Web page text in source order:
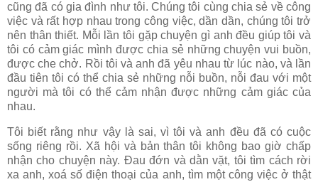
cũng đã có gia đình như tôi. Chúng tôi cùng chia sẻ về công
việc và rất hợp nhau trong công việc, dần dần, chúng tôi trở
nên thân thiết. Mỗi lần tôi gặp chuyện gì anh đều giúp tôi và
tôi có cảm giác mình được chia sẻ những chuyện vui buồn,
được che chở. Rồi tôi và anh đã yêu nhau từ lúc nào, và lần
đầu tiên tôi có thể chia sẻ những nỗi buồn, nỗi đau với một
người mà tôi có thể cảm nhận được những cảm giác của
nhau.
Tôi biết rằng như vậy là sai, vì tôi và anh đều đã có cuộc
sống riêng rồi. Xã hội và bản thân tôi không bao giờ chấp
nhận cho chuyện này. Đau đớn và dằn vặt, tôi tìm cách rời
xa anh, xoá số điện thoại của anh, tìm một công việc ở thật